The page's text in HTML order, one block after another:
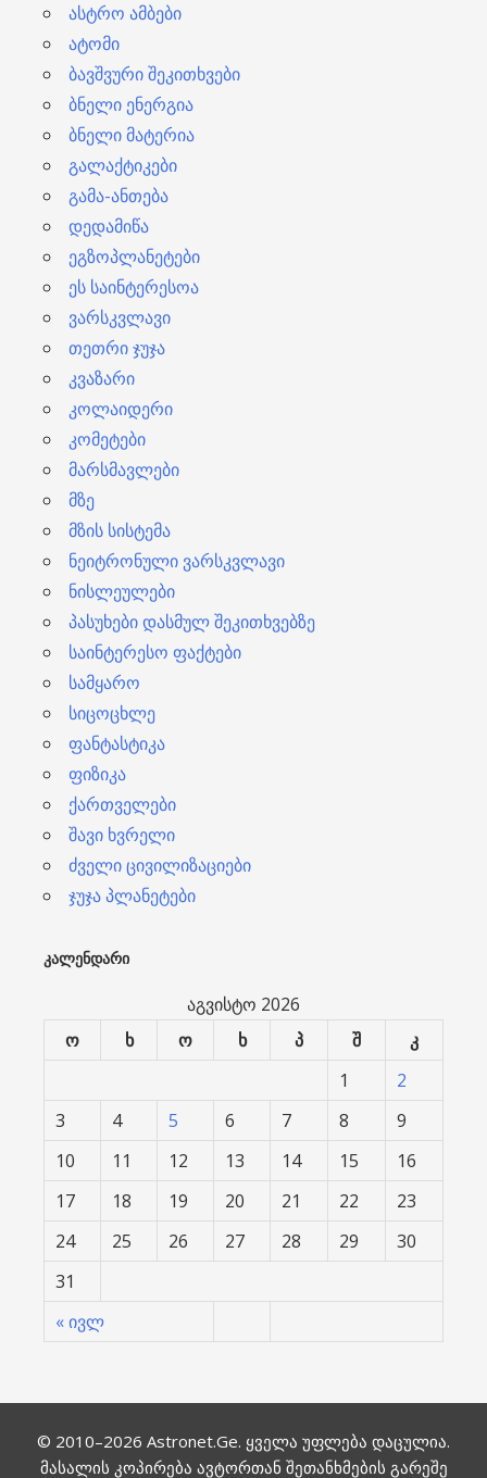
ასტრო ამბები
ატომი
ბავშვური შეკითხვები
ბნელი ენერგია
ბნელი მატერია
გალაქტიკები
გამა-ანთება
დედამიწა
ეგზოპლანეტები
ეს საინტერესოა
ვარსკვლავი
თეთრი ჯუჯა
კვაზარი
კოლაიდერი
კომეტები
მარსმავლები
მზე
მზის სისტემა
ნეიტრონული ვარსკვლავი
ნისლეულები
პასუხები დასმულ შეკითხვებზე
საინტერესო ფაქტები
სამყარო
სიცოცხლე
ფანტასტიკა
ფიზიკა
ქართველები
შავი ხვრელი
ძველი ცივილიზაციები
ჯუჯა პლანეტები
ᲙᲐᲚᲔᲜᲓᲐᲠᲘ
აგვისტო 2026
ო
ხ ო ხ პ შ კ
« ივლ
1
2
3
4 5 6 7 8
9
10
11 12 13 14 15
16
17
18 19 20 21 22
23
24
25 26 27 28 29
30
31
© 2010–2026 Astronet.Ge. ყველა უფლება დაცულია.
მასალის კოპირება ავტორთან შეთანხმების გარეშე